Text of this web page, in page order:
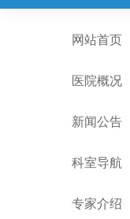
网站首页
医院概况
新闻公告
科室导航
专家介绍